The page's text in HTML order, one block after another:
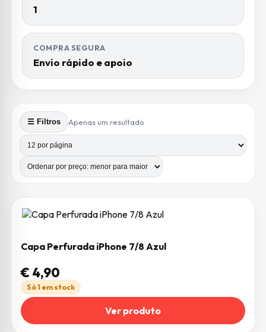
1
COMPRA SEGURA
Envio rápido e apoio
☰ Filtros Apenas um resultado
Produtos por página
Número de colunas
Capa Perfurada iPhone 7/8 Azul
€4,90
Só 1 em stock
Ver produto